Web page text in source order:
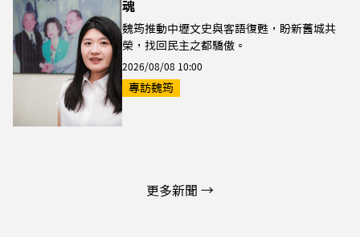
魂
魏筠推動中壢文史與客語復甦，盼新舊城共
榮，找回民主之都驕傲。
2026/08/08 10:00
專訪魏筠
更多新聞 →